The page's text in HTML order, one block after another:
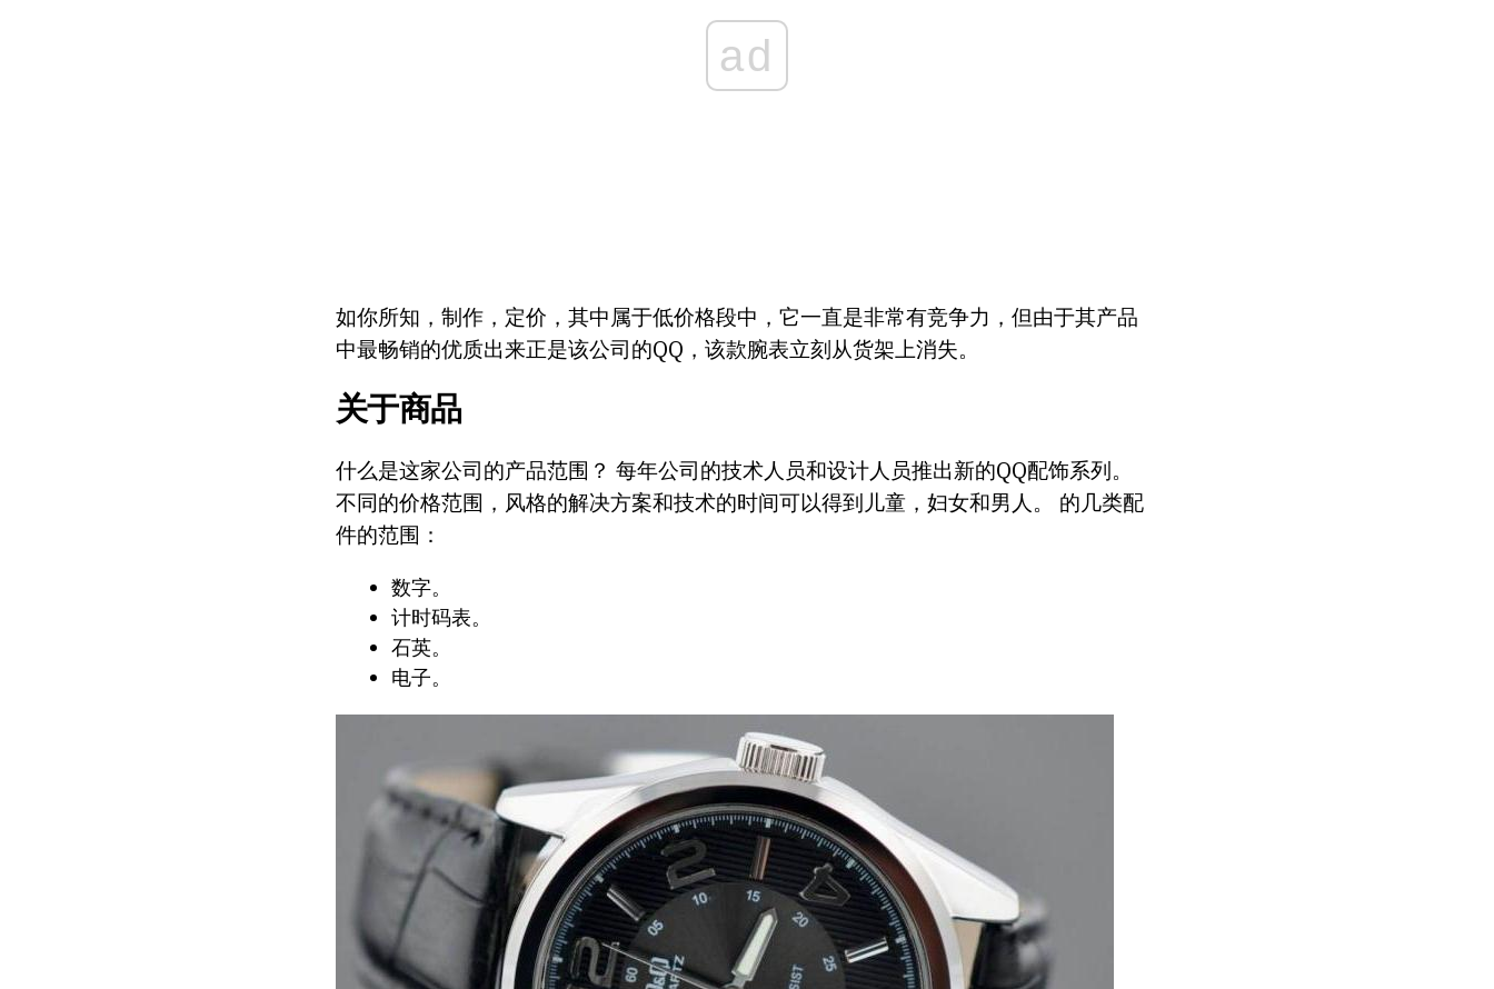
ad
如你所知，制作，定价，其中属于低价格段中，它一直是非常有竞争力，但由于其产品
中最畅销的优质出来正是该公司的QQ，该款腕表立刻从货架上消失。
关于商品
什么是这家公司的产品范围？ 每年公司的技术人员和设计人员推出新的QQ配饰系列。
不同的价格范围，风格的解决方案和技术的时间可以得到儿童，妇女和男人。 的几类配
件的范围：
数字。
计时码表。
石英。
电子。